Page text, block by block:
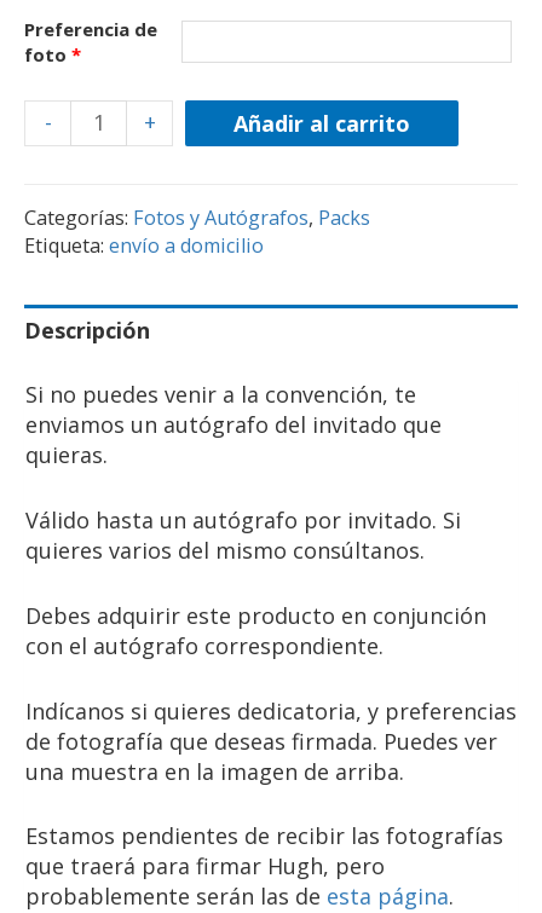
Preferencia de
foto *
- + Añadir al carrito
Categorías: Fotos y Autógrafos, Packs
Etiqueta: envío a domicilio
Descripción
Si no puedes venir a la convención, te
enviamos un autógrafo del invitado que
quieras.
Válido hasta un autógrafo por invitado. Si
quieres varios del mismo consúltanos.
Debes adquirir este producto en conjunción
con el autógrafo correspondiente.
Indícanos si quieres dedicatoria, y preferencias
de fotografía que deseas firmada. Puedes ver
una muestra en la imagen de arriba.
Estamos pendientes de recibir las fotografías
que traerá para firmar Hugh, pero
probablemente serán las de esta página.